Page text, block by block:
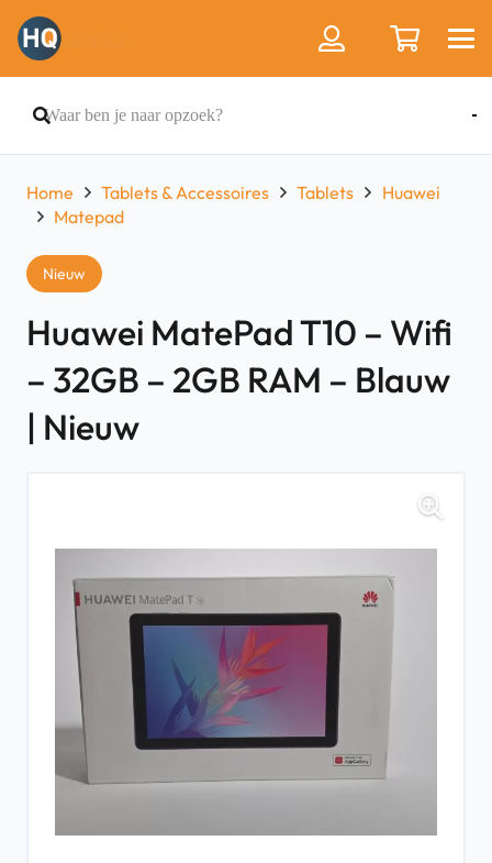
Home Tablets & Accessoires Tablets
Huawei
Matepad
Nieuw
Huawei MatePad T10 – Wifi
– 32GB – 2GB RAM – Blauw
| Nieuw